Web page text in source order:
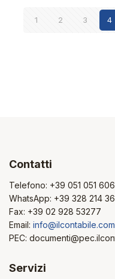
1 2 3 4
Contatti
Telefono: +39 051 051
WhatsApp: +39 328 214
Fax: +39 02 928 53277
Email: info@ilcontabile.com
PEC:
Servizi